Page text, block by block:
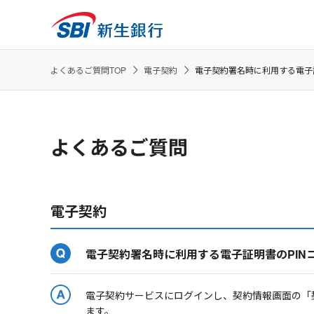
よくあるご質問TOP 電子契約 電子契約署名時に利用する電
よくあるご質問
電子契約
電子契約署名時に利用する電子証明書のPIN
電子契約サービスにログインし、契約情報画面の
ます。